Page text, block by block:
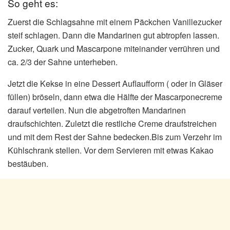
So geht es:
Zuerst die Schlagsahne mit einem Päckchen Vanillezucker
steif schlagen. Dann die Mandarinen gut abtropfen lassen.
Zucker, Quark und Mascarpone miteinander verrühren und
ca. 2/3 der Sahne unterheben.
Jetzt die Kekse in eine Dessert Auflaufform ( oder in Gläser
füllen) bröseln, dann etwa die Hälfte der Mascarponecreme
darauf verteilen. Nun die abgetroften Mandarinen
draufschichten. Zuletzt die restliche Creme draufstreichen
und mit dem Rest der Sahne bedecken.Bis zum Verzehr im
Kühlschrank stellen. Vor dem Servieren mit etwas Kakao
bestäuben.